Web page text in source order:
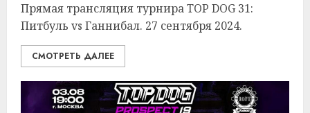
Прямая трансляция турнира TOP DOG 31:
Питбуль vs Ганнибал. 27 сентября 2024.
СМОТРЕТЬ ДАЛЕЕ